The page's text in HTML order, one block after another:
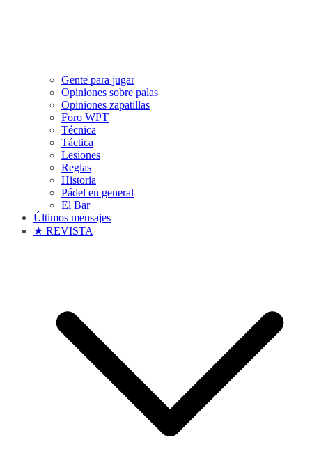
Gente para jugar
Opiniones sobre palas
Opiniones zapatillas
Foro WPT
Técnica
Táctica
Lesiones
Reglas
Historia
Pádel en general
El Bar
Últimos mensajes
★ REVISTA